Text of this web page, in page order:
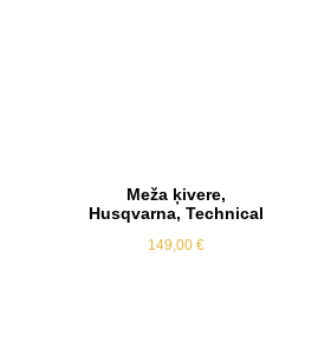
Meža ķivere,
Husqvarna, Technical
149,00 €